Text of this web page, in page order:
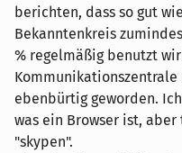
berichten, dass so gut
Bekanntenkreis
% regelmäßig benutzt
ebenbürtig geworden.
was ein Browser ist,
"skypen".